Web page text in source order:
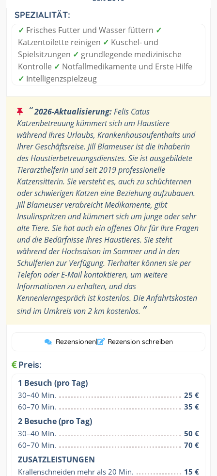
SPEZIALITÄT:
✓ Frisches Futter und Wasser füttern ✓
Katzentoilette reinigen ✓ Kuschel- und
Spielsitzungen ✓ grundlegende medizinische
Kontrolle ✓ Notfallmedikamente und Erste Hilfe
✓ Intelligenzspielzeug
“2026-Aktualisierung:Felis Catus
Katzenbetreuung kümmert sich um Haustiere
während Ihres Urlaubs, Krankenhausaufenthalts und
Ihrer Geschäftsreise. Jill Blameuser ist die Inhaberin
des Haustierbetreuungsdienstes. Sie ist ausgebildete
Tierarzthelferin und seit 2019 professionelle
Katzensitterin. Sie versteht es, auch zu schüchternen
oder schwierigen Katzen eine Beziehung aufzubauen.
Jill Blameuser verabreicht Medikamente, gibt
Insulinspritzen und kümmert sich um junge oder sehr
alte Tiere. Sie hat auch ein offenes Ohr für Ihre Fragen
und die Bedürfnisse Ihres Haustieres. Sie steht
während der Hochsaison im Sommer und in den
Schulferien zur Verfügung. Tierhalter können sie per
Telefon oder E-Mail kontaktieren, um weitere
Informationen zu erhalten, und das
Kennenlerngespräch ist kostenlos. Die Anfahrtskosten
sind im Umkreis von 2 km kostenlos. ”
Rezensionen| Rezension schreiben
Preis:
1 Besuch (pro Tag)
30–40 Min.
25 €
60–70 Min.
35 €
2 Besuche (pro Tag)
30–40 Min.
50 €
60–70 Min.
70 €
ZUSATZLEISTUNGEN
Krallenschneiden mehr als 20 Min.
15 €